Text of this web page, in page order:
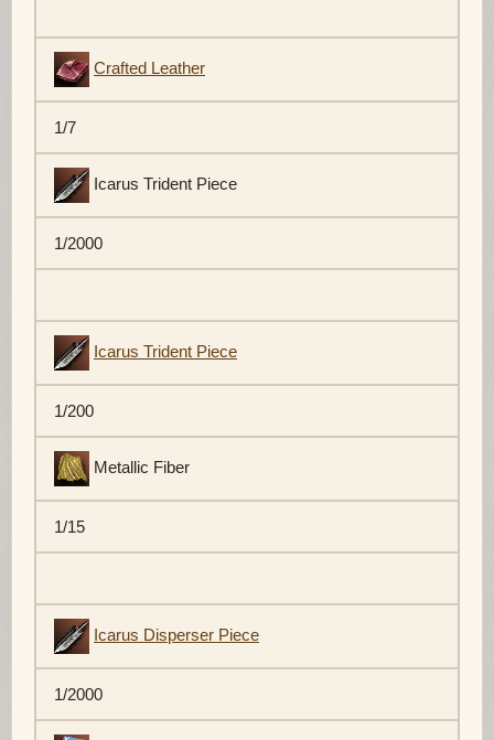
Crafted Leather
1/7
Icarus Trident Piece
1/2000
Icarus Trident Piece
1/200
Metallic Fiber
1/15
Icarus Disperser Piece
1/2000